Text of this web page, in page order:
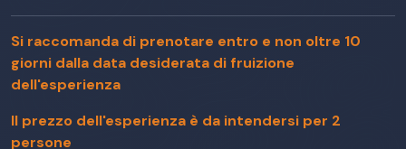
Si raccomanda di prenotare entro e non oltre 10
giorni dalla data desiderata di fruizione
dell'esperienza
Il prezzo dell'esperienza è da intendersi per 2
persone